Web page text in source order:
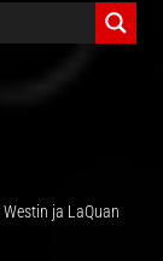
ja LaQuan